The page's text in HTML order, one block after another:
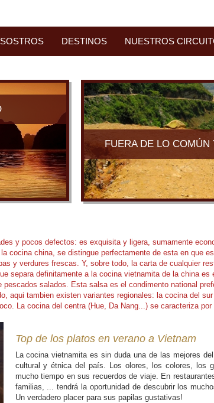
DESTINOS NUESTROS
FUERA DE LO COMÚN
y pocos defectos: es exquisita y ligera, sumamente
cocina china, se distingue perfectamente de esta en que
y verdures frescas. Y, sobre todo, la carta de cualquier
separa definitamente a la cocina vietnamita de la china es
pescados salados. Esta salsa es el condimento national
aqui tambien existen variantes regionales: la cocina del
La cocina del centra (Hue, Da Nang...) se caracteriza
Top de los platos en verano a Vietnam
La cocina vietnamita es sin duda una de las mejores
cultural y étnica del país. Los olores, los colores, los
mucho tiempo en sus recuerdos de viaje. En
familias, ... tendrá la oportunidad de descubrir los
Un verdadero placer para sus papilas gustativas!